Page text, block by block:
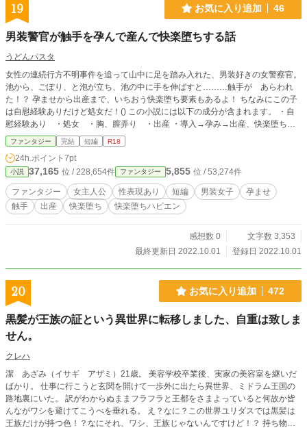
19 お気に入り追加 46
男装警官が触手を孕んで産んで快楽堕ちする話
うどんパスタ
女性の連続行方不明事件を追って山中に足を踏み入れた、男装好きの女警察官。
池から、ごぽり、と泡が立ち、池の中に手を伸ばすと………触手が あらわれ
た！？ 孕ませから出産まで、いちおう快楽堕ち要素もあるよ！ ちなみにこの子
は自慰経験ありだけど処女だ！() この小説には以下の成分が含まれます。 ・自
慰経験あり ・処女 ・胸、膣弄り ・出産 ・導入→孕み→出産、快楽堕ち、
の３ページでお送りします。 好きなところだけ読んでいただいて構いません。
※2回目、かつ拙い性表現となりますが良ければご覧ください。
ファンタジー 完結 短編 R18
24h.ポイント 7pt
小説 37,165 位 / 228,654件 ファンタジー 5,855 位 / 53,274件
ファンタジー 女主人公 性表現あり 短編 男装女子
孕ませ
触手
出産 快楽堕ち 快楽堕ちハピエン
感想数 0
文字数 3,353
最終更新日 2022.10.01
登録日 2022.10.01
20 お気に入り追加 472
黒髪が王族の証という異世界に転移しました、自重は致しま
せん。
クレハ
潔 あざみ（イサギ アザミ）21歳。 美容学校卒業後、実家の美容室を継いだ
ばかり。 仕事に行こうと玄関を開けて一歩外に出たら異世界、ミドラム王国の
路地裏にいた。 訳がわからぬままフラフラと王都をさまよっていると何故か皆
んながワシを避けてこうべを垂れる。 え？なに？この世界ユリダスでは黒髪は
王族だけが持つ色！？なにそれ、ワシ、王族じゃないんですけど！？ 持ち物が